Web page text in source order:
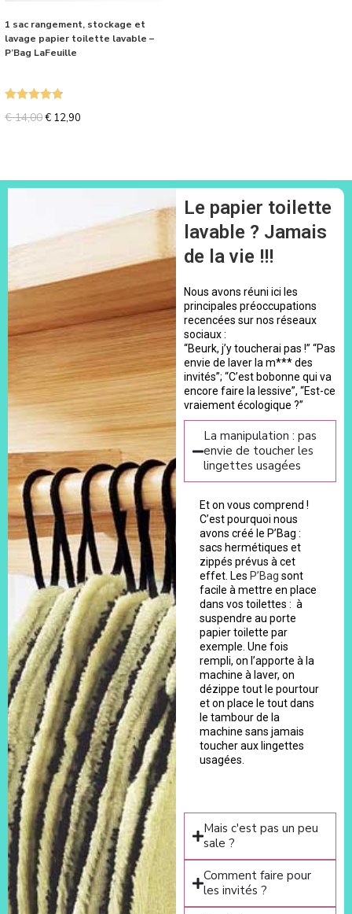
1 sac rangement, stockage et
lavage papier toilette lavable –
P’Bag LaFeuille
€14,00€ 12,90
Le papier toilette
lavable ? Jamais
de la vie !!!
Nous avons réuni ici les
principales préoccupations
recencées sur nos réseaux
sociaux :
“Beurk, j’y toucherai pas !” “Pas
envie de laver la m*** des
invités”; “C’est bobonne qui va
encore faire la lessive”, “Est-ce
vraiement écologique ?”
La manipulation : pas
envie de toucher les
lingettes usagées
Et on vous comprend !
C’est pourquoi nous
avons créé le P’Bag :
sacs hermétiques et
zippés prévus à cet
effet. Les P’Bag sont
facile à mettre en place
dans vos toilettes : à
suspendre au porte
papier toilette par
exemple. Une fois
rempli, on l’apporte à la
machine à laver, on
dézippe tout le pourtour
et on place le tout dans
le tambour de la
machine sans jamais
toucher aux lingettes
usagées.
Mais c'est pas un peu
sale ?
Comment faire pour
les invités ?